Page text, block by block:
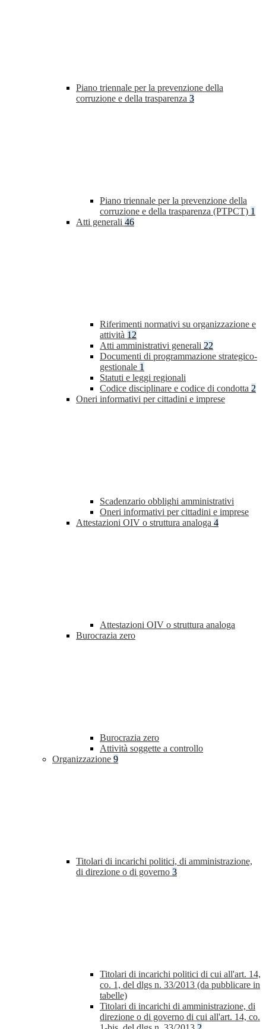
Piano triennale per la prevenzione della
corruzione e della trasparenza 3
Piano triennale per la prevenzione della
corruzione e della trasparenza (PTPCT) 1
Atti generali 46
Riferimenti normativi su organizzazione e
attività 12
Atti amministrativi generali 22
Documenti di programmazione strategico-
gestionale 1
Statuti e leggi regionali
Codice disciplinare e codice di condotta 2
Oneri informativi per cittadini e imprese
Scadenzario obblighi amministrativi
Oneri informativi per cittadini e imprese
Attestazioni OIV o struttura analoga 4
Attestazioni OIV o struttura analoga
Burocrazia zero
Burocrazia zero
Attività soggette a controllo
Organizzazione 9
Titolari di incarichi politici, di amministrazione,
di direzione o di governo 3
Titolari di incarichi politici di cui all'art. 14,
co. 1, del dlgs n. 33/2013 (da pubblicare in
tabelle)
Titolari di incarichi di amministrazione, di
direzione o di governo di cui all'art. 14, co.